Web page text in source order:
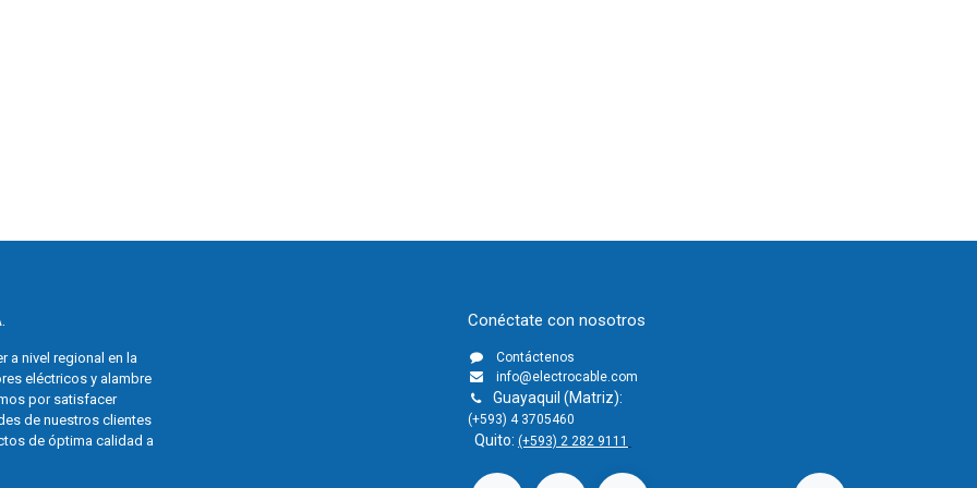
a nivel regional en la
eléctricos y alambre
por satisfacer
de nuestros clientes
de óptima calidad a
Conéctate con nosotros
Contáctenos
info@electrocable.com
Guayaquil (Matriz):
(+593) 4 3705460
Quito: (+593) 2 282 9111